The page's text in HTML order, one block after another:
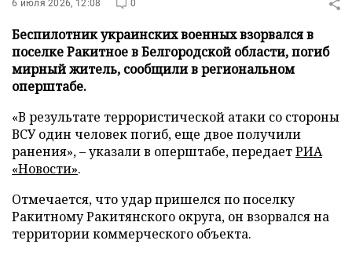
6 июля 2026, 12:08 0
Беспилотник украинских военных взорвался в
поселке Ракитное в Белгородской области, погиб
мирный житель, сообщили в региональном
оперштабе.
«В результате террористической атаки со стороны
ВСУ один человек погиб, еще двое получили
ранения», – указали в оперштабе, передаетРИА
«Новости».
Отмечается, что удар пришелся по поселку
Ракитному Ракитянского округа, он взорвался на
территории коммерческого объекта.